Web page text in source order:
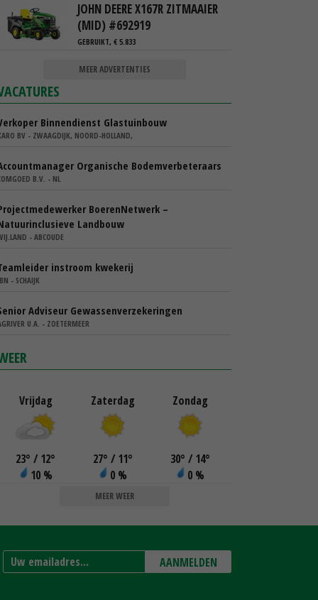
JOHN DEERE X167R ZITMAAIER
(MID) #692919
GEBRUIKT, € 5.833
MEER ADVERTENTIES
Binnendienst Glastuinbouw
BV - ZWAAGDIJK, NOORD-HOLLAND,
Organische Bodemverbeteraars
B.V. - NL
BoerenNetwerk –
Landbouw
- ABCOUDE
instroom kwekerij
- SCHAIJK
Adviseur Gewassenverzekeringen
U.A. - ZOETERMEER
Vrijdag
23° / 12°
10 %
Zaterdag
27° / 11°
0 %
Zondag
30° / 14°
0 %
MEER WEER
AANMELDEN